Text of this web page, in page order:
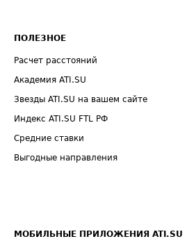
ПОЛЕЗНОЕ
Расчет расстояний
Академия ATI.SU
Звезды ATI.SU на вашем сайте
Индекс ATI.SU FTL РФ
Средние ставки
Выгодные направления
МОБИЛЬНЫЕ ПРИЛОЖЕНИЯ ATI.SU